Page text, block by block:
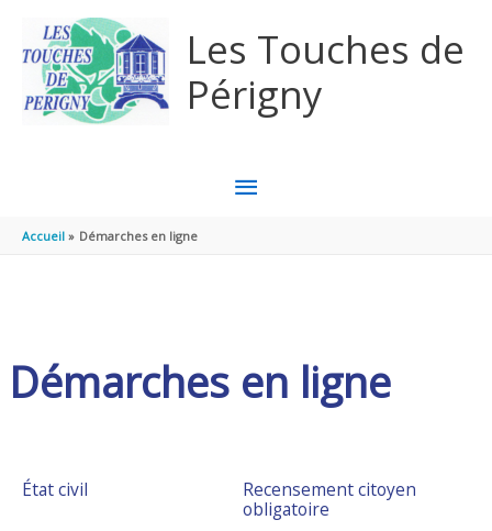
Les Touches de
Périgny
MENU
Accueil Démarches en ligne
Démarches en ligne
État civil
Recensement citoyen
obligatoire